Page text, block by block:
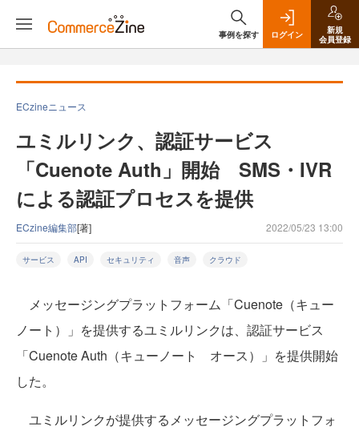
事例を探す ログイン
新規
会員登録
ECzineニュース
ユミルリンク、認証サービス
「Cuenote Auth」開始 SMS・IVR
による認証プロセスを提供
ECzine編集部[著] 2022/05/23 13:00
サービス API セキュリティ 音声 クラウド
メッセージングプラットフォーム「Cuenote（キュー
ノート）」を提供するユミルリンクは、認証サービス
「Cuenote Auth（キューノート オース）」を提供開始
した。
ユミルリンクが提供するメッセージングプラットフォ